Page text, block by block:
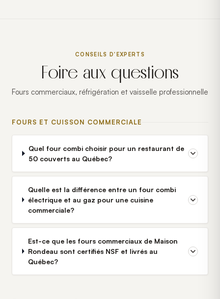
CONSEILS D'EXPERTS
Foire aux questions
Fours commerciaux, réfrigération et vaisselle professionnelle
FOURS ET CUISSON COMMERCIALE
Quel four combi choisir pour un restaurant de
50 couverts au Québec?
Quelle est la différence entre un four combi
électrique et au gaz pour une cuisine
commerciale?
Est-ce que les fours commerciaux de Maison
Rondeau sont certifiés NSF et livrés au
Québec?